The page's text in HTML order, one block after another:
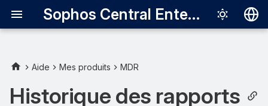
Sophos Central Enterprise
Aide Mes produits MDR
Historique des rapports